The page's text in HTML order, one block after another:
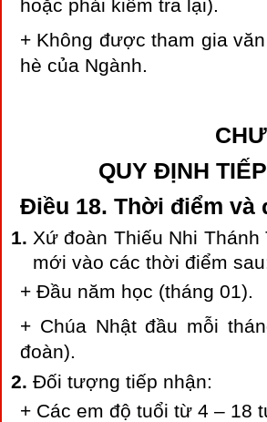
hoặc phải kiểm tra lại).
+ Không được tham gia
hè của Ngành.
QUY ĐỊNH
Điều 18. Thời điểm
Xứ đoàn Thiếu Nhi
mới vào các thời điểm
+ Đầu năm học (tháng 01).
+ Chúa Nhật đầu mỗi
đoàn).
Đối tượng tiếp nhận:
+ Các em độ tuổi từ 4 – 18